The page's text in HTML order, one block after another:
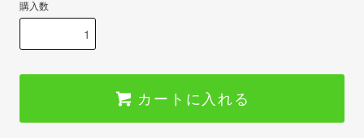
購入数
カートに入れる